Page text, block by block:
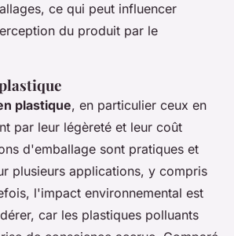
ce qui peut influencer
du produit par le
plastique, en particulier ceux en
par leur légèreté et leur coût
d'emballage sont pratiques et
plusieurs applications, y compris
l'impact environnemental est
car les plastiques polluants